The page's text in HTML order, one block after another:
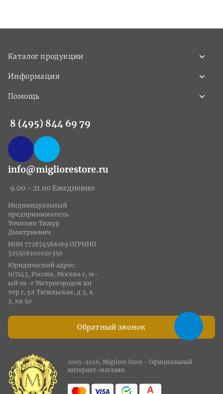
Каталог продукции
Информация
Помощь
8 (495) 844 69 79
info@migliorestore.ru
9.00 - 21.00 Ежедневно
Обратный звонок
Индивидуальный
предприниматель
Точилин Тимур
Дмитриевич
ИНН 772874566189 ОГРНИП
325508100020350
Юридический адрес:
107143, Россия, Москва г, м-
ый ок-г Метрогородок вн
тер г, ул Тагильская, д 3, к
3, кв 50
2005-2026, Migliore Store - Официальный
интернет-магазин.